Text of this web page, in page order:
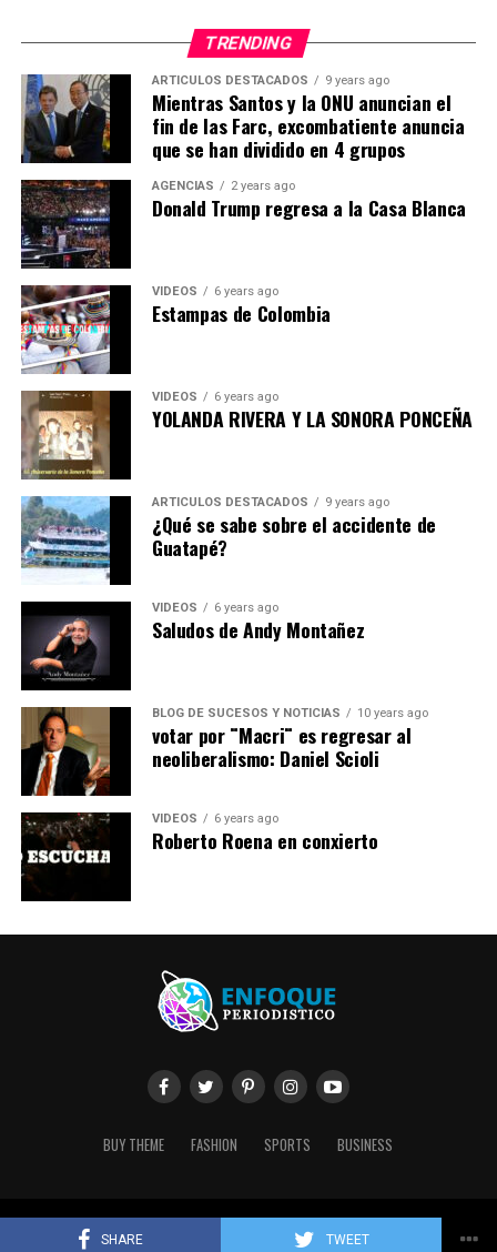
SHARE TWEET
TRENDING
ARTICULOS DESTACADOS 9 years ago
Mientras Santos y la ONU anuncian el
fin de las Farc, excombatiente anuncia
que se han dividido en 4 grupos
AGENCIAS 2 years ago
Donald Trump regresa a la Casa Blanca
VIDEOS 6 years ago
Estampas de Colombia
VIDEOS 6 years ago
YOLANDA RIVERA Y LA SONORA PONCEÑA
ARTICULOS DESTACADOS 9 years ago
¿Qué se sabe sobre el accidente de
Guatapé?
VIDEOS 6 years ago
Saludos de Andy Montañez
BLOG DE SUCESOS Y NOTICIAS 10 years ago
votar por ¨Macri¨ es regresar al
neoliberalismo: Daniel Scioli
VIDEOS 6 years ago
Roberto Roena en conxierto
BUY THEME FASHION SPORTS BUSINESS
Copyright © 2020 Enfoque Periodístico. Created by Conectya.